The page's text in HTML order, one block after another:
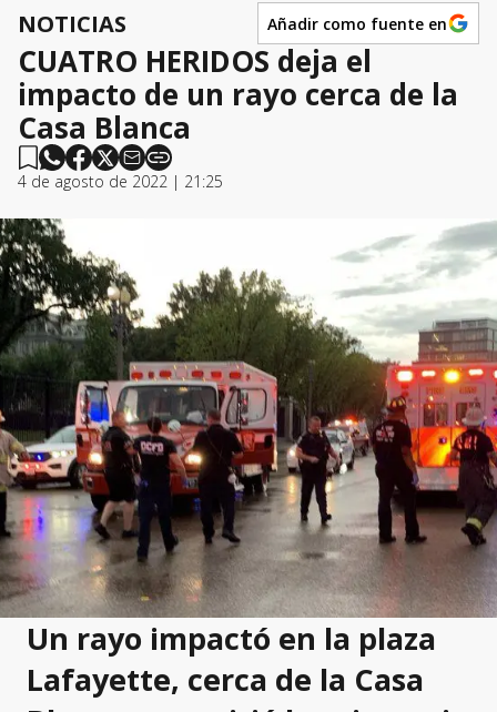
NOTICIAS Añadir como fuente en
CUATRO HERIDOS deja el
impacto de un rayo cerca de la
Casa Blanca
4 de agosto de 2022 | 21:25
Un rayo impactó en la plaza
Lafayette, cerca de la Casa